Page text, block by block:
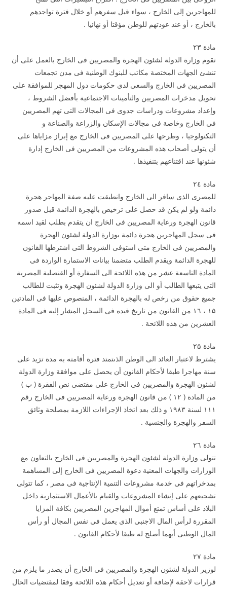
للمهاجرين إلى الخارج ، سواء قبل سفرهم أو خلال فترة تواجدهم
بالخارج ، أو عند عودتهم للوطن مؤقتا أو نهائيا .
مادة ۲۳
تقوم وزارة الدولة لشئون الهجرة والمصريين فى الخارج بالعمل على أن
تنشئ الجهات المختصة مكاتب للبنوك الوطنية فى مدن تجمعات
المصريين فى الخارج والسعى لدى حكومات دول المهجر للموافقة على
تحويل مدخرات المصريين والتأمينات الاجتماعية بأفضل الشروط ،
وإعداد مشروعات ودراسات جدوى فى المجالات التى تهم المصريين
فى الخارج وخاصة فى مجالات الإسكان والزراعة والصناعة و
التكنولوجيا ، وطرحها على المصريين فى الخارج مع إبراز مزاياها على
أن يتولى أصحاب هذه المشروعات من المصريين فى الخارج إدارة
شئونها عند اقتناعهم بتنفيذها .
مادة ۲٤
للمصرى الذى سافر الى الخارج وانطبقت عليه صفة المهاجر هجرة
دائمة ولو لم يكن قد حصل على ترخيص بالهجرة الدائمة قبل صدور
قانون الهجرة ورعاية المصريين فى الخارج ان يتقدم بطلب لقيد اسمه
فى سجل المهاجرين هجرة دائمة بوزارة الدولة لشئون الهجرة
والمصريين فى الخارج متى استوفى الشروط التى اشترطها القانون
للهجرة الدائمة ويقدم الطلب متضمنا بيانات الاستمارة الواردة فى
المادة التاسعة عشر من هذه اللائحة الى السفارة أو القنصلية المصرية
التى يتبعها الطالب أو الى وزارة الدولة لشئون الهجرة وتثبت للطالب
جميع حقوق من رخص له بالهجرة الدائمة ، المنصوص عليها فى المادتين
۱۵ ، ۱٦ من القانون من تاريخ قيده فى السجل المشار إليه فى المادة
العشرين من هذه اللائحة .
مادة ۲۵
يشترط لاعتبار العائد الى الوطن الذىتمتد فترة أقامته به مدة تزيد على
سنة مهاجرا طبقا لأحكام القانون أن يحصل على موافقة وزارة الدولة
لشئون الهجرة والمصريين فى الخارج على مقتضى نص الفقرة ( ب )
من المادة ( ۱۲ ) من قانون الهجرة ورعاية المصريين فى الخارج رقم
۱۱۱ لسنة ۱۹۸۳ و ذلك بعد اتخاذ الإجراءات اللازمة بمصلحة وثائق
السفر والهجرة والجنسية .
مادة ۲٦
تتولى وزارة الدولة لشئون الهجرة والمصريين فى الخارج بالتعاون مع
الوزارات والجهات المعنية دعوة المصريين فى الخارج إلى المساهمة
بمدخراتهم فى خدمة مشروعات التنمية الإنتاجية فى مصر ، كما تتولى
تشجيعهم على إنشاء المشروعات والقيام بالأعمال الاستثمارية داخل
البلاد على أساس تمتع أموال المهاجرين المصريين بكافة المزايا
المقررة لرأس المال الاجنبى الذى يعمل فى نفس المجال أو رأس
المال الوطنى أيهما أصلح له طبقا لأحكام القانون .
مادة ۲۷
لوزير الدولة لشئون الهجرة والمصريين فى الخارج أن يصدر ما يلزم من
قرارات لاحقة لإضافة أو تعديل أحكام هذه اللائحة وفقا لمقتضيات الحال